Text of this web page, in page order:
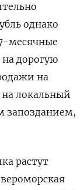
однако
месячные
дорогую
на
локальный
запозданием,
растут